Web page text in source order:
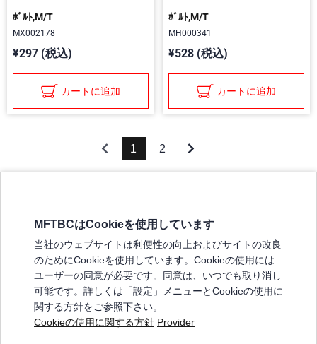
ﾎﾞﾙﾄ,M/T
MX002178
¥297 (税込)
カートに追加
ﾎﾞﾙﾄ,M/T
MH000341
¥528 (税込)
カートに追加
1 2
弊社の製品について
販売店リスト
よくある質問 / お問い合わせ
特定商取引法に基づく表記
MFTBCはCookieを使用しています
当社のウェブサイトは利便性の向上およびサイトの改良
のためにCookieを使用しています。Cookieの使用には
ユーザーの同意が必要です。同意は、いつでも取り消し
可能です。詳しくは「設定」メニューとCookieの使用に
関する方針をご参照下さい。
Cookieの使用に関する方針 Provider